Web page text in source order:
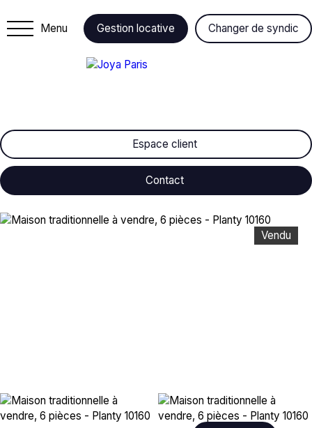
Menu Gestion locative Changer de syndic
Espace client
Contact
Vendu